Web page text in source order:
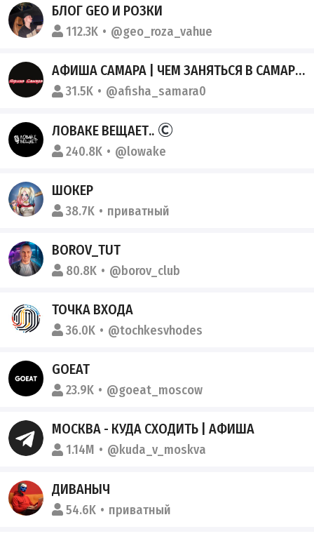
БЛОГ GEO И РОЗКИ
112.3K @geo_roza_vahue
АФИША САМАРА | ЧЕМ ЗАНЯТЬСЯ В САМАРЕ | МЕРОПРИЯТИЯ САМАРЫ
31.5K @afisha_samara0
ЛОВАКЕ ВЕЩАЕТ..
240.8K @lowake
ШОКЕР
38.7K приватный
BOROV_TUT
80.8K @borov_club
ТОЧКА ВХОДА
36.0K @tochkesvhodes
GOEAT
23.9K @goeat_moscow
МОСКВА - КУДА СХОДИТЬ | АФИША
1.14M @kuda_v_moskva
ДИВАНЫЧ
54.6K приватный